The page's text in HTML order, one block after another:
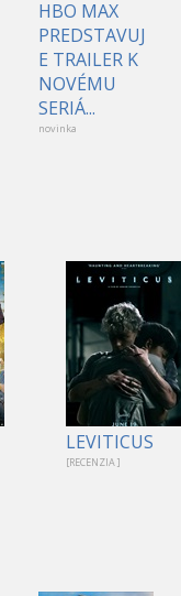
HBO MAX
PREDSTAVUJ
E TRAILER K
NOVÉMU
SERIÁ...
novinka
LEVITICUS
[RECENZIA ]